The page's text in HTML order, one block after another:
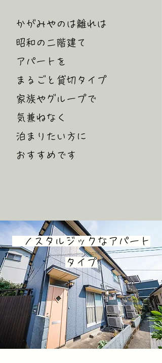
かがみやのは離れは
昭和の二階建て
アパートを
まるごと貸切タイプ
家族やグループで
気兼ねなく
泊まりたい方に
​おすすめです
​ ノスタルジックなアパート
タイプ